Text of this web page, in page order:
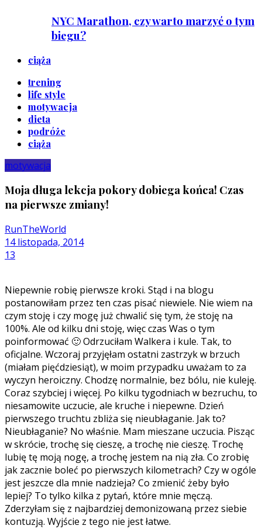
NYC Marathon, czy warto marzyć o tym
biegu?
ciąża
trening
life style
motywacja
dieta
podróże
ciąża
motywacja
Moja długa lekcja pokory dobiega końca! Czas
na pierwsze zmiany!
RunTheWorld
14 listopada, 2014
13
Niepewnie robię pierwsze kroki. Stąd i na blogu
postanowiłam przez ten czas pisać niewiele. Nie wiem na
czym stoję i czy mogę już chwalić się tym, że stoję na
100%. Ale od kilku dni stoję, więc czas Was o tym
poinformować 🙂 Odrzuciłam Walkera i kule. Tak, to
oficjalne. Wczoraj przyjęłam ostatni zastrzyk w brzuch
(miałam pięćdziesiąt), w moim przypadku uważam to za
wyczyn heroiczny. Chodzę normalnie, bez bólu, nie kuleję.
Coraz szybciej i więcej. Po kilku tygodniach w bezruchu, to
niesamowite uczucie, ale kruche i niepewne. Dzień
pierwszego truchtu zbliża się nieubłaganie. Jak to?
Nieubłaganie? No właśnie. Mam mieszane uczucia. Pisząc
w skrócie, trochę się cieszę, a trochę nie cieszę. Trochę
lubię tę moją nogę, a trochę jestem na nią zła. Co zrobię
jak zacznie boleć po pierwszych kilometrach? Czy w ogóle
jest jeszcze dla mnie nadzieja? Co zmienić żeby było
lepiej? To tylko kilka z pytań, które mnie męczą.
Zderzyłam się z najbardziej demonizowaną przez siebie
kontuzją. Wyjście z tego nie jest łatwe.